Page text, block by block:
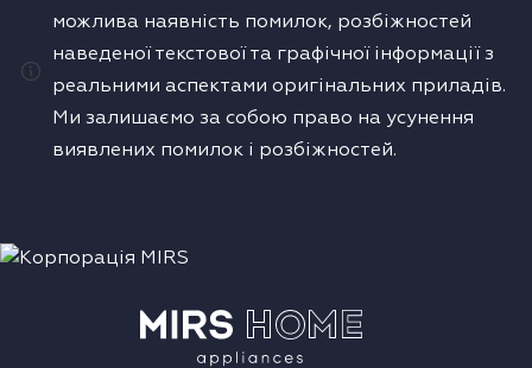
можлива наявність помилок, розбіжностей
наведеної текстової та графічної інформації з
реальними аспектами оригінальних приладів.
Ми залишаємо за собою право на усунення
виявлених помилок і розбіжностей.